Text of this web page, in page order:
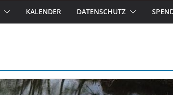
KALENDER DATENSCHUTZ